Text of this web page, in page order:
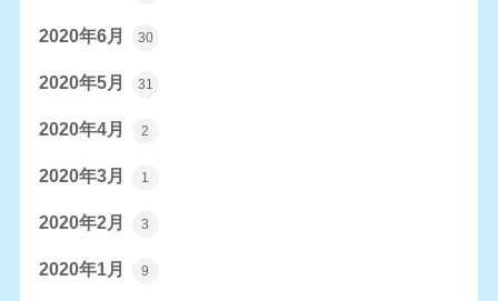
2020年6月 30
2020年5月 31
2020年4月 2
2020年3月 1
2020年2月 3
2020年1月 9